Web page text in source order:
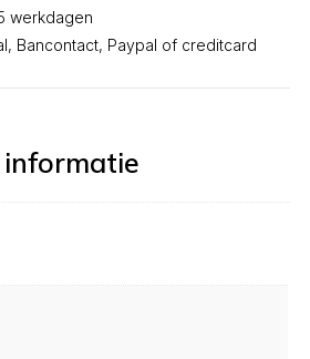
werkdagen
Bancontact, Paypal of creditcard